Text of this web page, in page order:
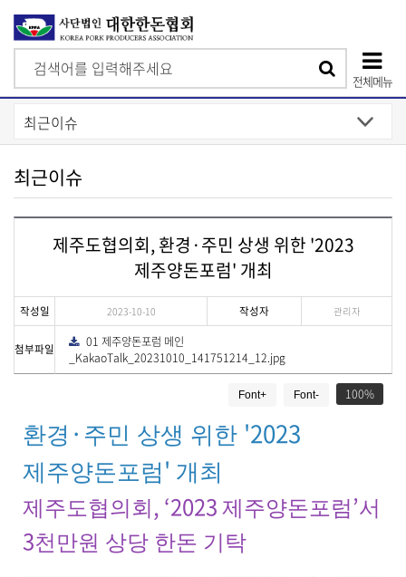
색
전체메뉴
상
단
모
바
일
최근이슈
상
보
로
목
제주도협의회, 환경·주민 상생 위한 '2023
제주양돈포럼' 개최
작성일 2023-10-10 작성자 관리자
첨부파일
다
운
로
드
01 제주양돈포럼 메인
_KakaoTalk_20231010_141751214_12.jpg
100
Font+ Font-
환경 · 주민 상생 위한 '2023
제주양돈포럼 ' 개최
제주도협의회 , ‘2023 제주양돈포럼’서
3천만원 상당 한돈 기탁